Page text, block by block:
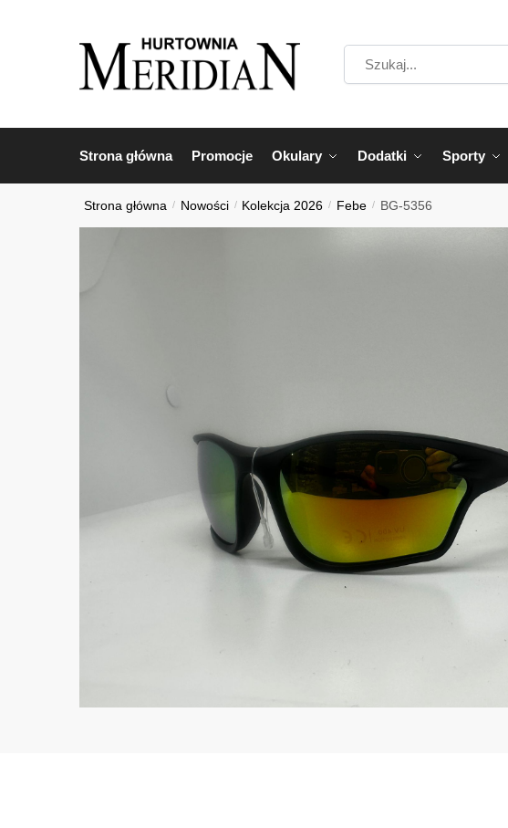
Strona główna Promocje Okulary Dodatki Sporty
Strona główna / Nowości / Kolekcja 2026 / Febe / BG-5356